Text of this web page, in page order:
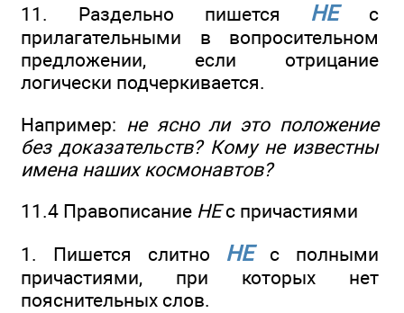
11. Раздельно пишется НЕс
прилагательными в вопросительном
предложении, если отрицание
логически подчеркивается.
Например: не ясно ли это положение
без доказательств? Кому не известны
имена наших космонавтов?
11.4 Правописание НЕс причастиями
1. Пишется слитно НЕс полными
причастиями, при которых нет
пояснительных слов.